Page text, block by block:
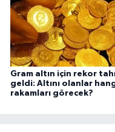
Gram altın için rekor
geldi: Altını olanlar
rakamları görecek?